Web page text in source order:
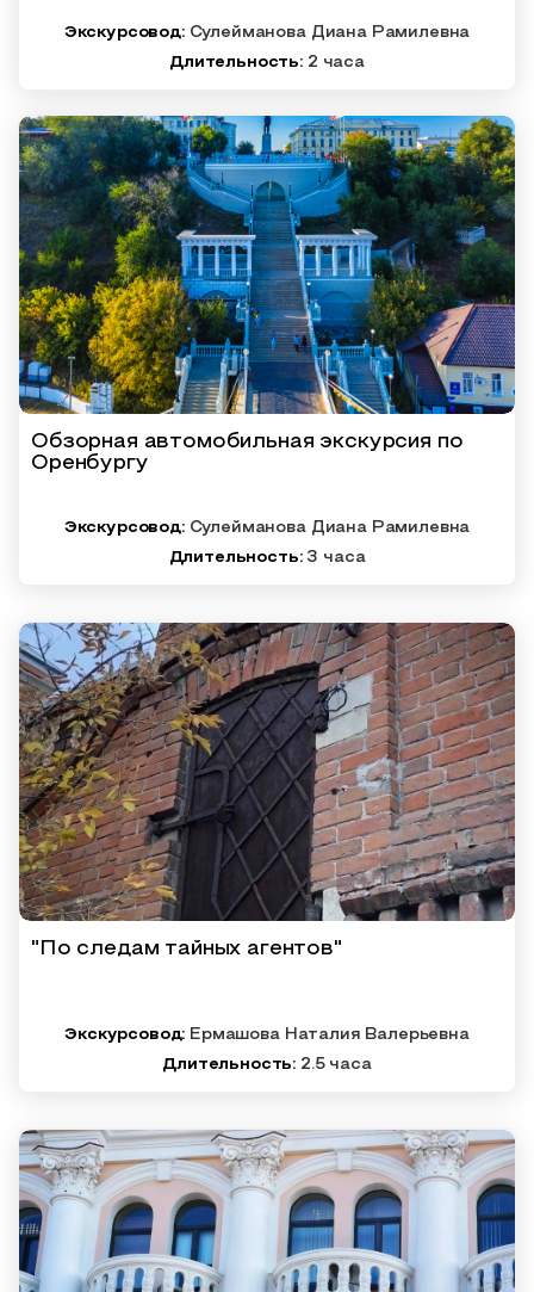
Экскурсовод: Сулейманова Диана Рамилевна
Длительность: 2 часа
Обзорная автомобильная экскурсия по
Оренбургу
Экскурсовод: Сулейманова Диана Рамилевна
Длительность:3 часа
"По следам тайных агентов"
Экскурсовод: Ермашова Наталия Валерьевна
Длительность: 2.5 часа